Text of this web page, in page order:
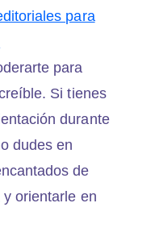
para
para
Si tienes
durante
dudes en
de
orientarle en